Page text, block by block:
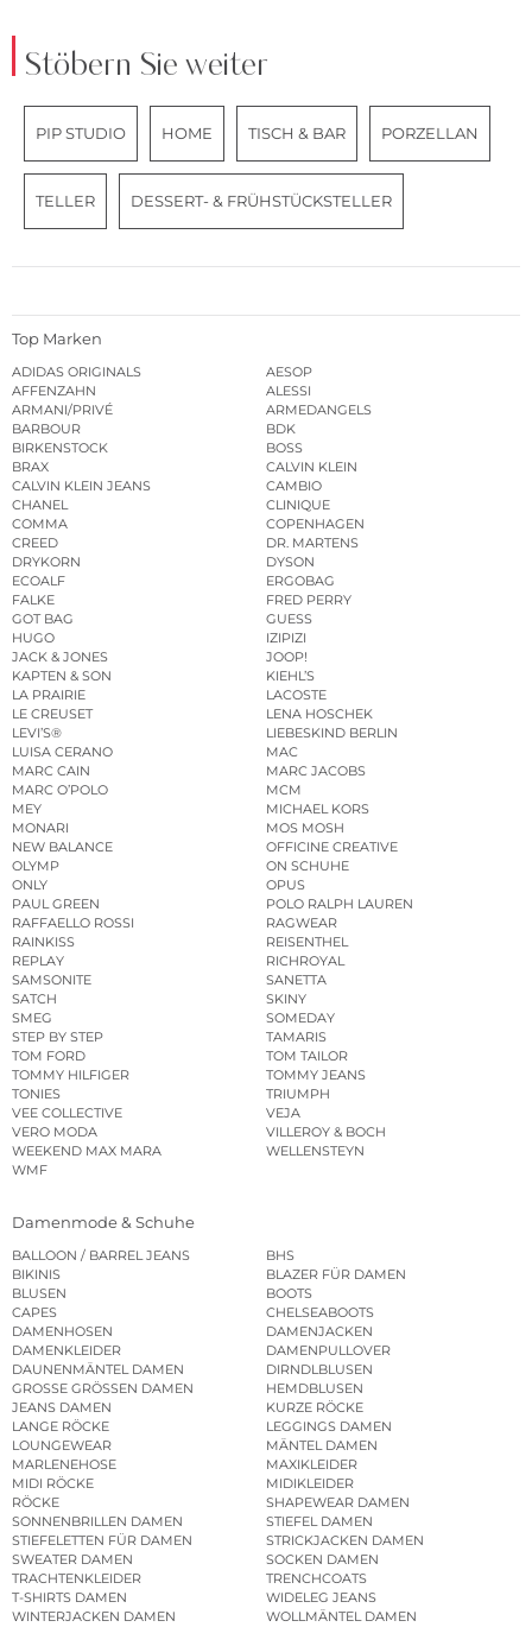
Stöbern Sie weiter
PIP STUDIO HOME TISCH & BAR PORZELLAN
TELLER DESSERT- & FRÜHSTÜCKSTELLER
Top Marken
ADIDAS ORIGINALS
AESOP
AFFENZAHN
ALESSI
ARMANI/PRIVÉ
ARMEDANGELS
BARBOUR
BDK
BIRKENSTOCK
BOSS
BRAX
CALVIN KLEIN
CALVIN KLEIN JEANS
CAMBIO
CHANEL
CLINIQUE
COMMA
COPENHAGEN
CREED
DR. MARTENS
DRYKORN
DYSON
ECOALF
ERGOBAG
FALKE
FRED PERRY
GOT BAG
GUESS
HUGO
IZIPIZI
JACK & JONES
JOOP!
KAPTEN & SON
KIEHL’S
LA PRAIRIE
LACOSTE
LE CREUSET
LENA HOSCHEK
LEVI’S®
LIEBESKIND BERLIN
LUISA CERANO
MAC
MARC CAIN
MARC JACOBS
MARC O’POLO
MCM
MEY
MICHAEL KORS
MONARI
MOS MOSH
NEW BALANCE
OFFICINE CREATIVE
OLYMP
ON SCHUHE
ONLY
OPUS
PAUL GREEN
POLO RALPH LAUREN
RAFFAELLO ROSSI
RAGWEAR
RAINKISS
REISENTHEL
REPLAY
RICHROYAL
SAMSONITE
SANETTA
SATCH
SKINY
SMEG
SOMEDAY
STEP BY STEP
TAMARIS
TOM FORD
TOM TAILOR
TOMMY HILFIGER
TOMMY JEANS
TONIES
TRIUMPH
VEE COLLECTIVE
VEJA
VERO MODA
VILLEROY & BOCH
WEEKEND MAX MARA
WELLENSTEYN
WMF
Damenmode & Schuhe
BALLOON / BARREL JEANS
BHS
BIKINIS
BLAZER FÜR DAMEN
BLUSEN
BOOTS
CAPES
CHELSEABOOTS
DAMENHOSEN
DAMENJACKEN
DAMENKLEIDER
DAMENPULLOVER
DAUNENMÄNTEL DAMEN
DIRNDLBLUSEN
GROSSE GRÖSSEN DAMEN
HEMDBLUSEN
JEANS DAMEN
KURZE RÖCKE
LANGE RÖCKE
LEGGINGS DAMEN
LOUNGEWEAR
MÄNTEL DAMEN
MARLENEHOSE
MAXIKLEIDER
MIDI RÖCKE
MIDIKLEIDER
RÖCKE
SHAPEWEAR DAMEN
SONNENBRILLEN DAMEN
STIEFEL DAMEN
STIEFELETTEN FÜR DAMEN
STRICKJACKEN DAMEN
SWEATER DAMEN
SOCKEN DAMEN
TRACHTENKLEIDER
TRENCHCOATS
T-SHIRTS DAMEN
WIDELEG JEANS
WINTERJACKEN DAMEN
WOLLMÄNTEL DAMEN